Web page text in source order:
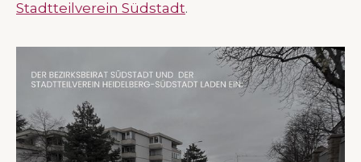
Stadtteilverein Südstadt.